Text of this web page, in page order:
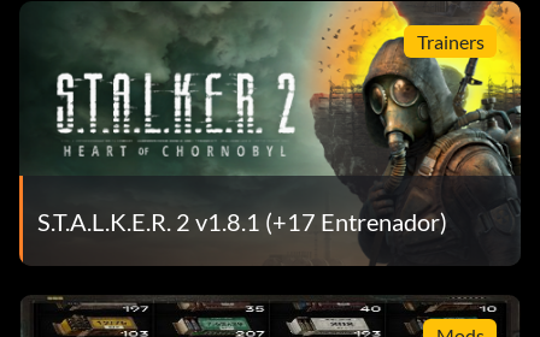
Trainers
S.T.A.L.K.E.R. 2 v1.8.1 (+17 Entrenador)